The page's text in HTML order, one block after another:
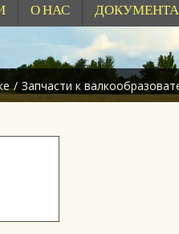
О НАС
/ Запчасти к